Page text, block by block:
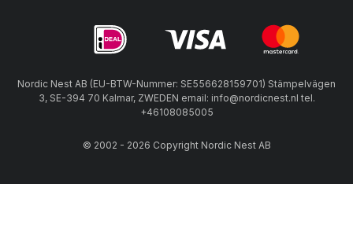
Nordic Nest AB (EU-BTW-Nummer: SE556628159701) Stämpelvägen
3, SE-394 70 Kalmar, ZWEDEN email: info@nordicnest.nl tel.
+46108085005
© 2002 - 2026 Copyright Nordic Nest AB